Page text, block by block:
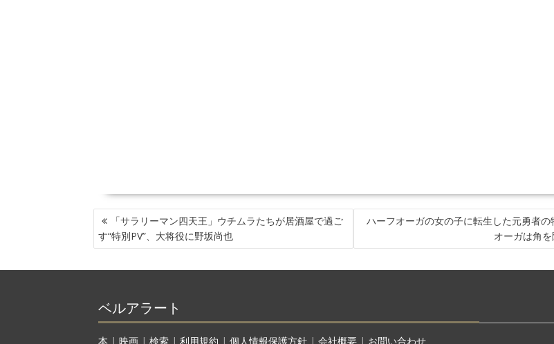
投
稿
ナ
ゲ
シ
ョ
ン
「サラリーマン四天王」ウチムラたちが居酒屋で過ご
す“特別PV”、大将役に野坂尚也
ハーフオーガの女の子に転生した元勇者の
オーガは角
ベルアラート
本 | 映画| 検索| 利用規約 | 個人情報保護方針| 会社概要| お問い合わせ